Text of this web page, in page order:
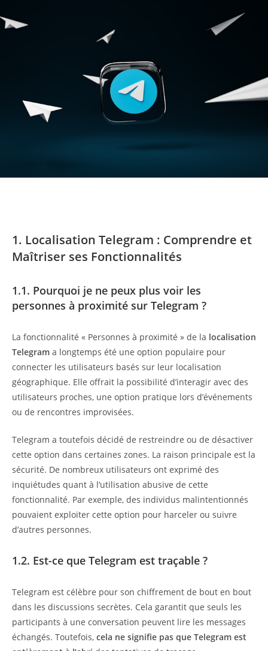
1. Localisation Telegram : Comprendre et
Maîtriser ses Fonctionnalités
1.1. Pourquoi je ne peux plus voir les
personnes à proximité sur Telegram ?
La fonctionnalité « Personnes à proximité » de la localisation
Telegram a longtemps été une option populaire pour
connecter les utilisateurs basés sur leur localisation
géographique. Elle offrait la possibilité d’interagir avec des
utilisateurs proches, une option pratique lors d’événements
ou de rencontres improvisées.
Telegram a toutefois décidé de restreindre ou de désactiver
cette option dans certaines zones. La raison principale est la
sécurité. De nombreux utilisateurs ont exprimé des
inquiétudes quant à l’utilisation abusive de cette
fonctionnalité. Par exemple, des individus malintentionnés
pouvaient exploiter cette option pour harceler ou suivre
d’autres personnes.
1.2. Est-ce que Telegram est traçable ?
Telegram est célèbre pour son chiffrement de bout en bout
dans les discussions secrètes. Cela garantit que seuls les
participants à une conversation peuvent lire les messages
échangés. Toutefois, cela ne signifie pas que Telegram est